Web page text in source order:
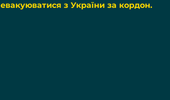
евакуюватися з України за кордон.